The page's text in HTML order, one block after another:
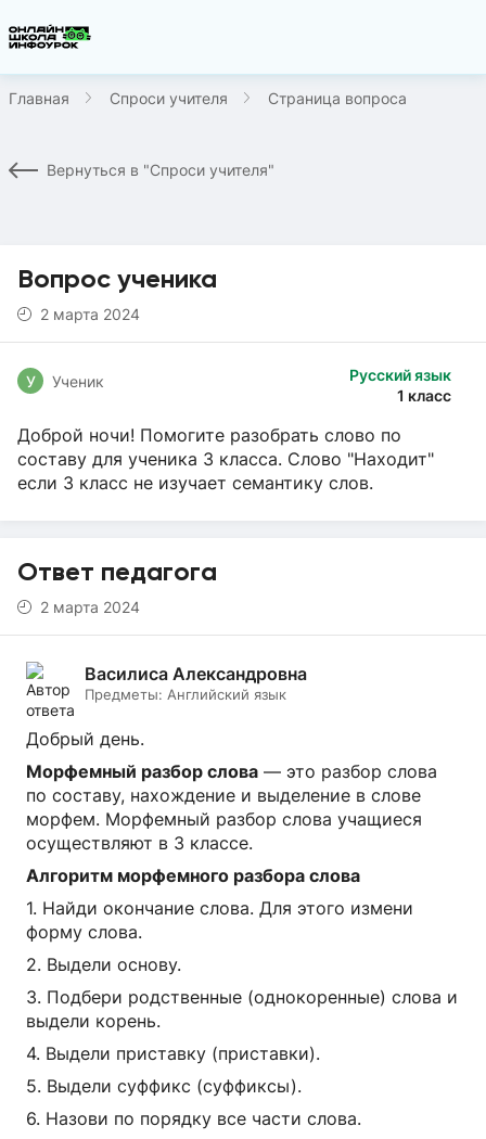
Главная Спроси учителя Страница вопроса
Вернуться в "Спроси учителя"
Вопрос ученика
2 марта 2024
Русский язык
1 класс
У Ученик
Доброй ночи! Помогите разобрать слово по
составу для ученика 3 класса. Слово "Находит"
если 3 класс не изучает семантику слов.
Ответ педагога
2 марта 2024
Василиса Александровна
Предметы: Английский язык
Добрый день.
Морфемный разбор слова — это разбор слова
по составу, нахождение и выделение в слове
морфем. Морфемный разбор слова учащиеся
осуществляют в 3 классе.
Алгоритм морфемного разбора слова
1. Найди окончание слова. Для этого измени
форму слова.
2. Выдели основу.
3. Подбери родственные (однокоренные) слова и
выдели корень.
4. Выдели приставку (приставки).
5. Выдели суффикс (суффиксы).
6. Назови по порядку все части слова.